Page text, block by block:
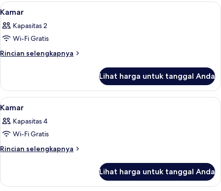
Lihat
semua
foto
untuk
Kamar
Seprai premium, bantalan ekstra
2
Kamar
Kapasitas 2
Wi-Fi Gratis
Rincian selengkapnya
Rincian
Kamar
Lihat harga untuk tanggal Anda
Lihat
semua
foto
untuk
Kamar
Seprai premium, bantalan ekstra
3
Kamar
Kapasitas 4
Wi-Fi Gratis
Rincian selengkapnya
Rincian
Kamar
Lihat harga untuk tanggal Anda